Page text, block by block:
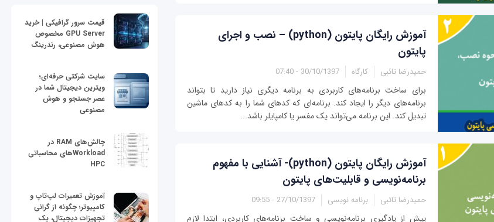
آموزش رایگان پایتون (python) – نصب و اجرای
پایتون
حمیدرضا تائبی کارگاه 30/10/1397 - 07:40
برای ساخت‌ برنامه‌های کاربردی به برنامه دیگری نیاز دارید تا بتواند
برنامه‌های دیگر را ایجاد کند. برنامه‌ای که کدهای شما را به کدهای ماشین
تبدیل کند. این برنامه می‌تواند یک مفسر یا کامپایلر باشد...
آموزش رایگان پایتون (python)- آشنایی با مفهوم
برنامه‌نویسی و قابلیت‌های پایتون
حمیدرضا تائبی برنامه نویسی 27/10/1397 - 09:55
پیش از یادگیری برنامه‌نویسی و ساخت برنامه‌های کاربردی، ابتدا لازم
قیمت سرور گرافیکی | خرید
GPU Server مخصوص
هوش مصنوعی، رندرینگ
سایت شرکتی حرفه‌ای؛
ویترین دیجیتال شما در
عصر جستجو و هوش
مصنوعی
چالش‌های RAM در
Workloadهای محاسباتی
HPC
آموزش تعمیرات لپ‌تاپ و
کامپیوتر؛ چگونه از گرانی
تجهیزات دیجیتال، یک